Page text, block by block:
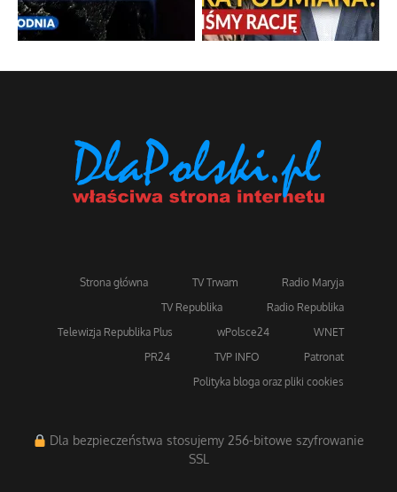
Strona główna TV Trwam
Radio Maryja
TV Republika
Radio Republika
Telewizja Republika Plus
wPolsce24
WNET
PR24
TVP INFO
Patronat
Polityka bloga oraz pliki cookies
Dla bezpieczeństwa stosujemy 256-bitowe szyfrowanie
SSL